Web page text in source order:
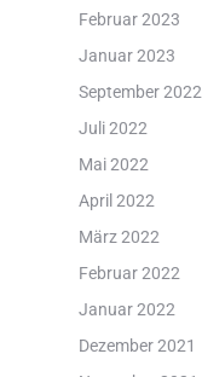
Februar 2023
Januar 2023
September 2022
Juli 2022
Mai 2022
April 2022
März 2022
Februar 2022
Januar 2022
Dezember 2021